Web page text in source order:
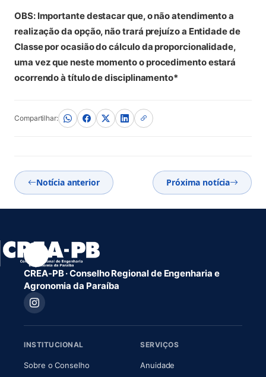
OBS: Importante destacar que, o não atendimento a
realização da opção, não trará prejuízo a Entidade de
Classe por ocasião do cálculo da proporcionalidade,
uma vez que neste momento o procedimento estará
ocorrendo à título de disciplinamento*
Compartilhar:
Notícia anterior Próxima notícia
CREA-PB · Conselho Regional de Engenharia e
Agronomia da Paraíba
INSTITUCIONAL
Sobre o Conselho(abre em nova aba)
SERVIÇOS
Anuidade